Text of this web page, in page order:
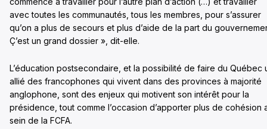
avec toutes les communautés, tous les membres, pour s’assurer
qu’on a plus de secours et plus d’aide de la part du
Ç’est un grand dossier », dit-elle.
L’éducation postsecondaire, et la possibilité de faire du Québec
allié des francophones qui vivent dans des provinces à majorité
anglophone, sont des enjeux qui motivent son intérêt pour la
présidence, tout comme l’occasion d’apporter plus de cohésion
sein de la FCFA.